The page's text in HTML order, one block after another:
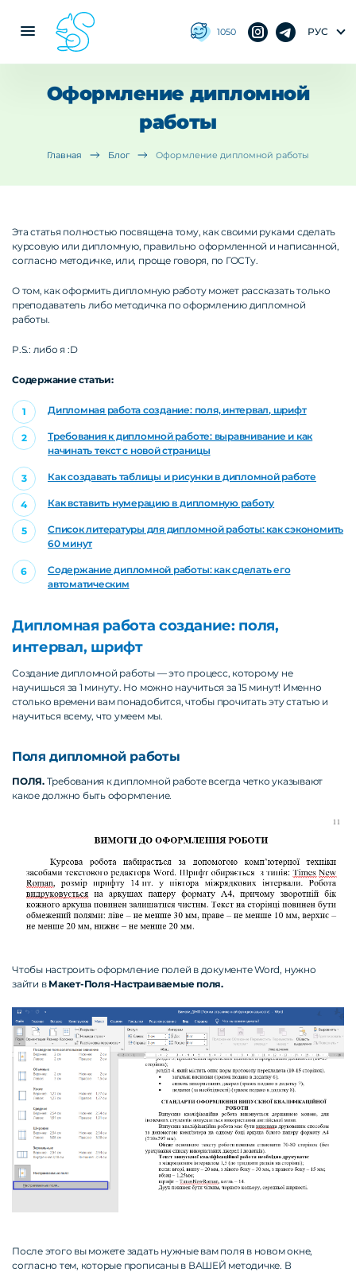
1050 РУС
Оформление дипломной
работы
Главная Блог Оформление дипломной работы
Эта статья полностью посвящена тому, как своими руками сделать
курсовую или дипломную, правильно оформленной и написанной,
согласно методичке, или, проще говоря, по ГОСТу.
О том, как оформить дипломную работу может рассказать только
преподаватель либо методичка по оформлению дипломной
работы.
P.S.: либо я :D
Содержание статьи:
Дипломная работа создание: поля, интервал, шрифт
Требования к дипломной работе: выравнивание и как
начинать текст с новой страницы
Как создавать таблицы и рисунки в дипломной работе
Как вставить нумерацию в дипломную работу
Список литературы для дипломной работы: как сэкономить
60 минут
Содержание дипломной работы: как сделать его
автоматическим
Дипломная работа создание: поля,
интервал, шрифт
Создание дипломной работы — это процесс, которому не
научишься за 1 минуту. Но можно научиться за 15 минут! Именно
столько времени вам понадобится, чтобы прочитать эту статью и
научиться всему, что умеем мы.
Поля дипломной работы
ПОЛЯ.Требования к дипломной работе всегда четко указывают
какое должно быть оформление.
Чтобы настроить оформление полей в документе Word, нужно
зайти в Макет-Поля-Настраиваемые поля.
После этого вы можете задать нужные вам поля в новом окне,
согласно тем, которые прописаны в ВАШЕЙ методичке. В